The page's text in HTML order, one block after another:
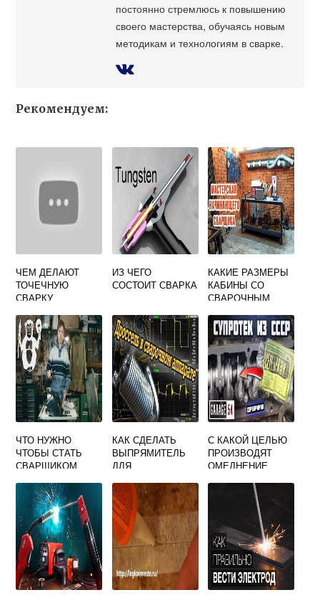
постоянно стремлюсь к повышению
своего мастерства, обучаясь новым
методикам и технологиям в сварке.
Рекомендуем:
ЧЕМ ДЕЛАЮТ
ТОЧЕЧНУЮ
СВАРКУ
ИЗ ЧЕГО
СОСТОИТ СВАРКА
КАКИЕ РАЗМЕРЫ
КАБИНЫ СО
СВАРОЧНЫМ
РУЧНОЙ ДУГОВОЙ
СВАРКИ ДОЛЖНЫ
БЫТЬ В
ПРОИЗВОДСТВЕН
НОМ
ЧТО НУЖНО
ЧТОБЫ СТАТЬ
СВАРЩИКОМ
КАК СДЕЛАТЬ
ВЫПРЯМИТЕЛЬ
ДЛЯ
АППАРАТА
С КАКОЙ ЦЕЛЬЮ
ПРОИЗВОДЯТ
ОМЕДНЕНИЕ
ПРОВОЛОКИ